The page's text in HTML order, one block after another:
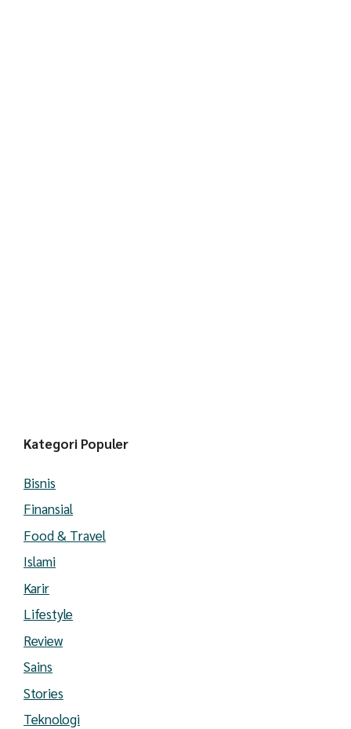
Kategori Populer
Bisnis
Finansial
Food & Travel
Islami
Karir
Lifestyle
Review
Sains
Stories
Teknologi